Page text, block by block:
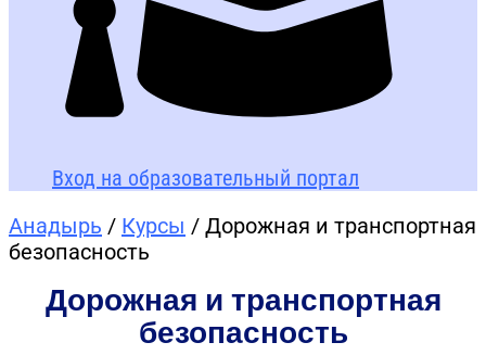
Вход на образовательный портал
Анадырь / Курсы / Дорожная и транспортная
безопасность
Дорожная и транспортная
безопасность